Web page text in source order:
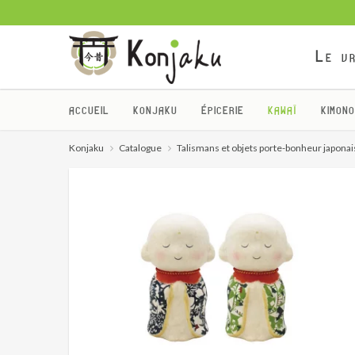
Le
ACCUEIL KONJAKU ÉPICERIE KAWAÏ
Konjaku Catalogue Talismans et objets porte-bonheur